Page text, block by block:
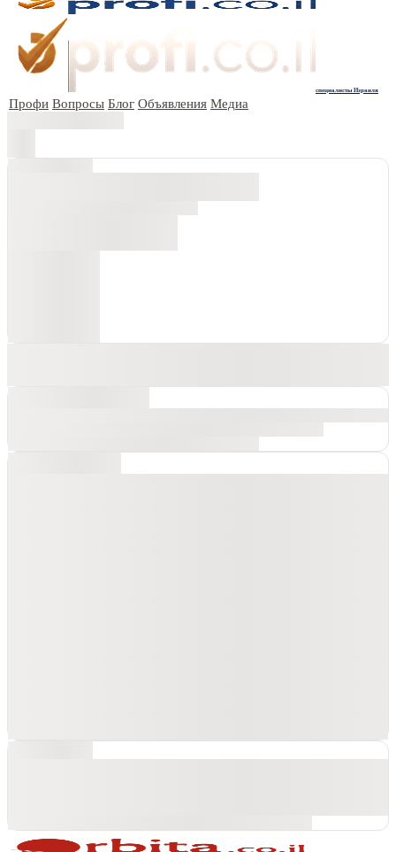
специалисты Израиля
Профи Вопросы Блог Объявления Медиа